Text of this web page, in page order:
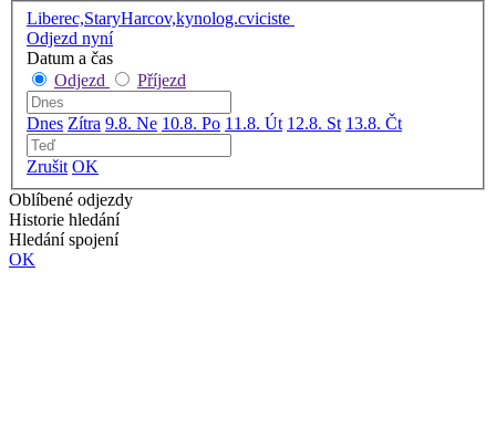
Liberec,StaryHarcov,kynolog.cviciste
Odjezd nyní
Datum a čas
Odjezd
Příjezd
Dnes Zítra 9.8. Ne 10.8. Po 11.8. Út 12.8. St 13.8. Čt
Zrušit OK
Oblíbené odjezdy
Historie hledání
Hledání spojení
OK